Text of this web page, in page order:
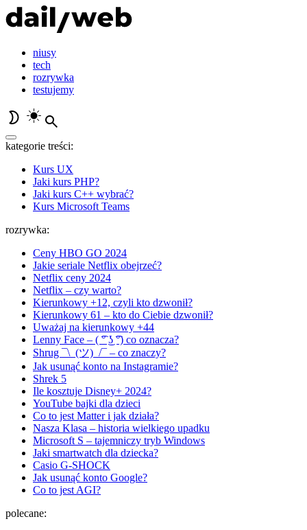
niusy
tech
rozrywka
testujemy
kategorie treści:
Kurs UX
Jaki kurs PHP?
Jaki kurs C++ wybrać?
Kurs Microsoft Teams
rozrywka:
Ceny HBO GO 2024
Jakie seriale Netflix obejrzeć?
Netflix ceny 2024
Netflix – czy warto?
Kierunkowy +12, czyli kto dzwonił?
Kierunkowy 61 – kto do Ciebie dzwonił?
Uważaj na kierunkowy +44
Lenny Face – ( ͡° ͜ʖ ͡°) co oznacza?
Shrug ¯\_(ツ)_/¯ – co znaczy?
Jak usunąć konto na Instagramie?
Shrek 5
Ile kosztuje Disney+ 2024?
YouTube bajki dla dzieci
Co to jest Matter i jak działa?
Nasza Klasa – historia wielkiego upadku
Microsoft S – tajemniczy tryb Windows
Jaki smartwatch dla dziecka?
Casio G-SHOCK
Jak usunąć konto Google?
Co to jest AGI?
polecane: